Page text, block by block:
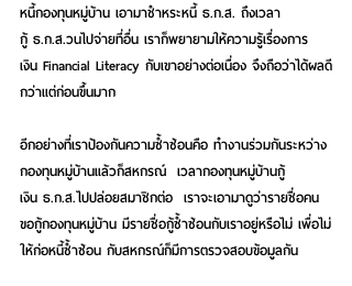
หนี้กองทุนหมู่บ้าน เอามาชำหระหนี้ ธ.ก.ส. ถึงเวลา
กู้ ธ.ก.ส.วนไปจ่ายที่อื่น เราก็พยายามให้ความรู้เรื่องการ
เงิน Financial Literacy กับเขาอย่างต่อเนื่อง จึงถือว่าได้ผลดี
กว่าแต่ก่อนขึ้นมาก
อีกอย่างที่เราป้องกันความซ้ำซ้อนคือ ทำงานร่วมกันระหว่าง
กองทุนหมู่บ้านแล้วก็สหกรณ์  เวลากองทุนหมู่บ้านกู้
เงิน ธ.ก.ส.ไปปล่อยสมาชิกต่อ  เราจะเอามาดูว่ารายชื่อคน
ขอกู้กองทุนหมู่บ้าน มีรายชื่อกู้ซ้ำซ้อนกับเราอยู่หรือไม่ เพื่อไม่
ให้ก่อหนี้ซ้ำซ้อน กับสหกรณ์ก็มีการตรวจสอบข้อมูลกัน